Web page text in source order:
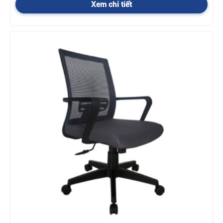
lụt, hỏa hoạn, động đất
4. Chi phí bảo hành
- Đối với các sản phẩm bị hỏng hóc không phải do lỗi của nhà
sản xuất thì công ty sẽ tính phí bảo hành, chi phí bảo hành sẽ
được thỏa thuận giữa công ty và khách hàng.
Chính sách đổi trả hàng hoá khi mua sản phẩm Nội
thất Hoà như thế nào ?
Đối với những hàng chưa giao:
Khách hàng có thể gọi điện cho nhân viên kinh doanh đang làm
việc với mình theo thông tin trên báo giá và hóa đơn, để thỏa
thuận chuyển sang mặt hàng khác. Kinh doanh sẽ làm lại báo
giá cho quý khách ký xác nhận rồi mới chuyển hàng.
Đối với những hàng đã giao:
- Với những sản phẩm lỗi:
Khi giao hàng quý khách có thể
kiểm tra xem hàng đó có phải là hàng mình đặt không, có làm
theo yêu cầu của mình không. Nếu kiểm tra hàng đó bị lỗi do
Xem chi tiết